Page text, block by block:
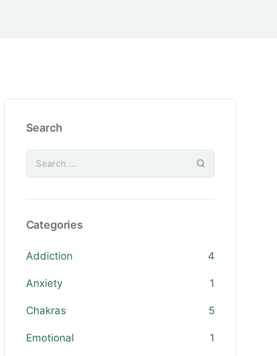
Search
Categories
Addiction 4
Anxiety 1
Chakras 5
Emotional 1